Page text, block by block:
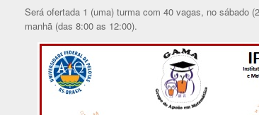
Será ofertada 1 (uma) turma com 40 vagas, no sábado
manhã (das 8:00 as 12:00).